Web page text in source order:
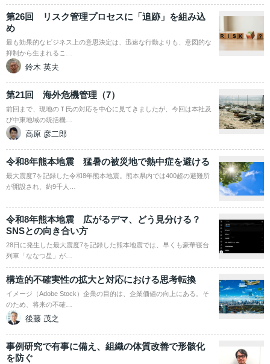
第26回 リスク管理プロセスに「追跡」を組み込
め
最も効果的なビジネス上の意思決定は、迅速な行動よりも、意図的な
抑制から生まれるこ…
鈴木 英夫
第21回 海外危機管理（7）
前回まで、現地のＴ氏の対応を中心に見てきましたが、今回は本社及
び中東地域の統括機…
高原 彦二郎
令和8年熊本地震 猛暑の被災地で熱中症を避ける
最大震度7を記録した令和8年熊本地震。熊本県内では400超の避難所
が開設され、約9千人…
令和8年熊本地震 広がるデマ、どう見分ける？
SNSとの向き合い方
28日に発生した最大震度7を記録した熊本地震では、早くも豪華寝台
列車「ななつ星」が…
構造的不確実性の拡大と対応における思考転換
イメージ（Adobe Stock）企業の目的は、企業価値の向上にある。そ
のため、将来の不確…
後藤 茂之
事例研究で有事に備え、組織の体質改善で形骸化
を防ぐ